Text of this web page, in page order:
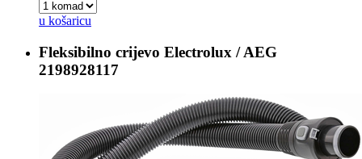
u košaricu
Fleksibilno crijevo Electrolux / AEG
2198928117